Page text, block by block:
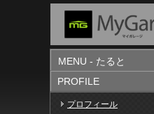
MENU - たると
PROFILE
プロフィール